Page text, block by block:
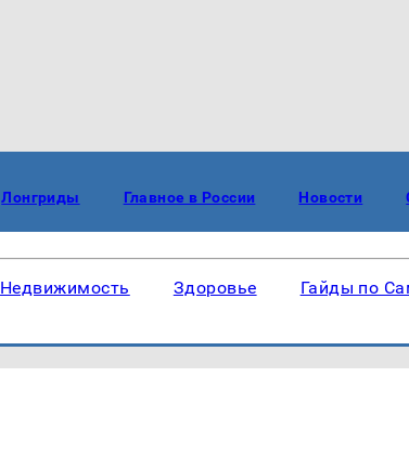
Лонгриды Главное в России Новости
Недвижимость Здоровье Гайды по